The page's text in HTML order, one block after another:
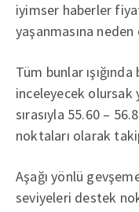
iyimser haberler
yaşanmasına neden
Tüm bunlar
inceleyecek olursak
sırasıyla 55.60 –
noktaları olarak
Aşağı yönlü
seviyeleri destek